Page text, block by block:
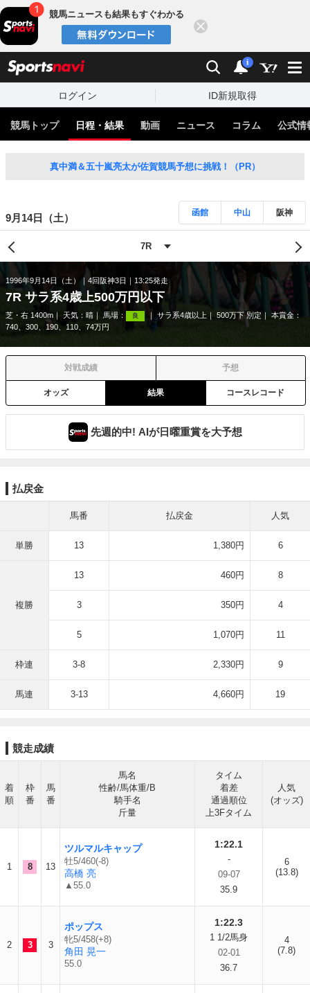
競馬ニュースも結果もすぐわかる
検索 通知
i
ログイン ID新規取得
競馬トップ 日程・結果 動画 ニュース コラム 公式情
真中満＆五十嵐亮太が佐賀競馬予想に挑戦！（PR）
9月14日（土） 函館 中山 阪神
1996年9月14日（土） 4回阪神3日 13:25発走
7R サラ系4歳上500万円以下
芝・右 1400m 天気： 晴 馬場： 良 サラ系4歳以上 500万下 別定
本賞金：
740、300、190、110、74万円
対戦成績 予想
オッズ 結果 コースレコード
先週的中! AIが日曜重賞を大予想
払戻金
馬番 払戻金 人気
単勝 13 1,380円 6
複勝
13 460円 8
3 350円 4
5 1,070円 11
枠連 3-8 2,330円 9
馬連 3-13 4,660円 19
競走成績
着
順
枠
番
馬
番
馬名
性齢/馬体重/B
騎手名
斤量
タイム
着差
通過順位
上3Fタイム
人気
(オッズ)
1 8 13
ツルマルキャップ
牡5/460(-8)
高橋 亮
▲55.0
1:22.1
-
09-07
35.9
6
(13.8)
2 3 3
ポップス
牝5/458(+8)
角田 晃一
55.0
1:22.3
1 1/2馬身
02-01
36.7
4
(7.8)